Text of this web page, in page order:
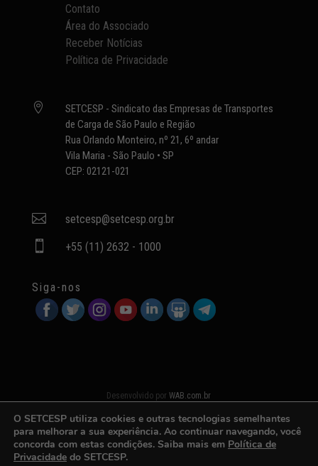
Contato
Área do Associado
Receber Notícias
Política de Privacidade

SETCESP - Sindicato das Empresas de Transportes
de Carga de São Paulo e Região
Rua Orlando Monteiro, nº 21, 6º andar
Vila Maria - São Paulo • SP
CEP: 02121-021
 setcesp@setcesp.org.br
 +55 (11) 2632 - 1000
Siga-nos
Desenvolvido porWAB.com.br
O SETCESP utiliza cookies e outras tecnologias semelhantes
para melhorar a sua experiência. Ao continuar navegando, você
concorda com estas condições. Saiba mais em Política de
Privacidade do SETCESP.